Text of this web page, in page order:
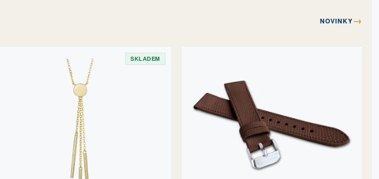
NOVINKY →
SKLADEM